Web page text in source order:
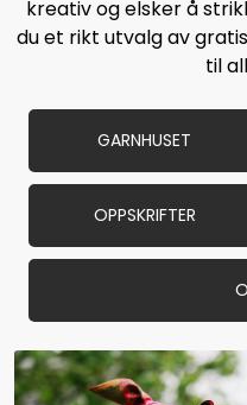
kreativ og elsker å
du et rikt utvalg av
til
GARNHUSET
OPPSKRIFTER